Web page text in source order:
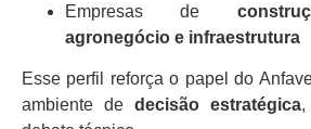
Empresas de
agronegócio e infraestrutura
Esse perfil reforça o papel do
ambiente de decisão estratégica,